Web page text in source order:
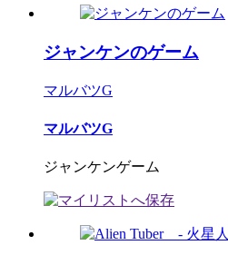
ジャンケンのゲーム
マルバツG
マルバツG
ジャンケンゲーム